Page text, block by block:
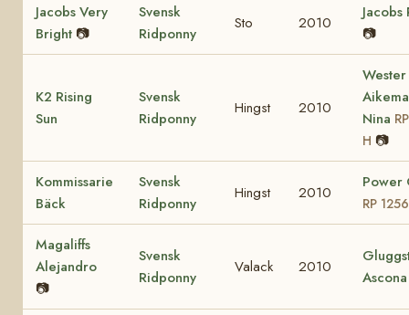
Jacobs Very
Bright 📷
Svensk
Ridponny
Sto 2010
Jacobs
📷
K2 Rising
Sun
Svensk
Ridponny
Hingst 2010
Wester
Nina
H 📷
Kommissarie
Bäck
Svensk
Ridponny
Hingst 2010
Power
RP
Magaliffs
Alejandro
📷
Svensk
Ridponny
Valack 2010
Ascona